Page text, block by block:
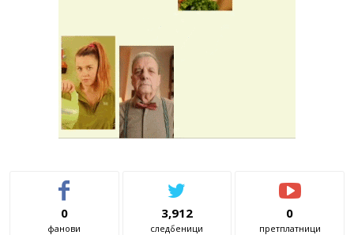
0
фанови
3,912
следбеници
0
претплатници